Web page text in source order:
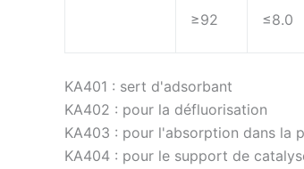
≥92 ≤8.0
KA401 : sert d'adsorbant
KA402 : pour la défluorisation
KA403 : pour l'absorption dans la
KA404 : pour le support de